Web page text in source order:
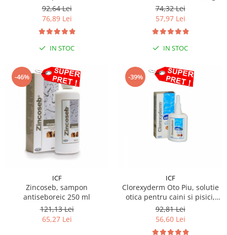
Sampoane si Balsamuri
Servetele Umede
Covorase absorbante
Igiena Interior
Perii si descalcitoare caini
Solutii Atractante si repelente
Custi transport - Pisici
Jucarii Pisici
Lese, Hamuri si Zgarzi
Paturi, perne si cosuri pentru pisici
92,64 Lei
76,89 Lei
IN STOC
74,32 Lei
57,97 Lei
IN STOC
-46%
ICF
Zincoseb, sampon
antiseboreic 250 ml
121,13 Lei
65,27 Lei
-39%
ICF
Clorexyderm Oto Piu, solutie
otica pentru caini si pisici,
flacon x 150 ml
92,81 Lei
56,60 Lei